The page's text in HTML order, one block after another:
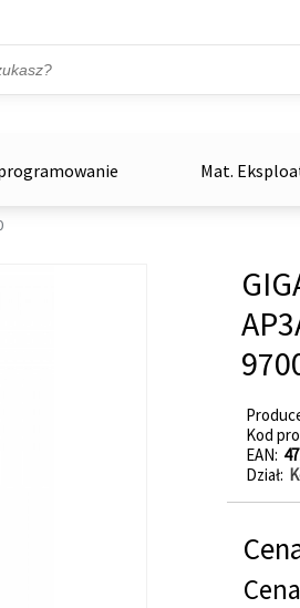
Mat.
Kod
EAN
Dział